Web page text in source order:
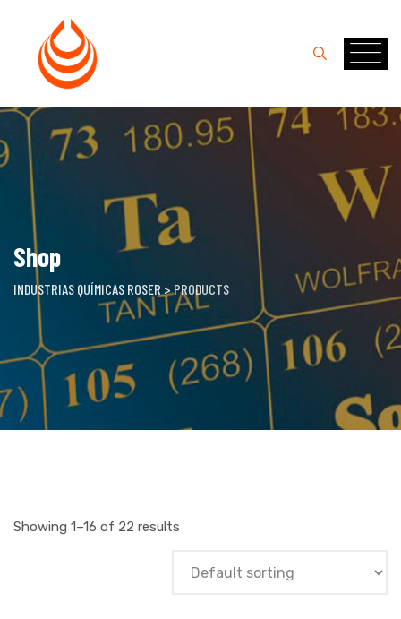
content
Shop
INDUSTRIAS QUÍMICAS ROSER >PRODUCTS
Showing 1–16 of 22 results